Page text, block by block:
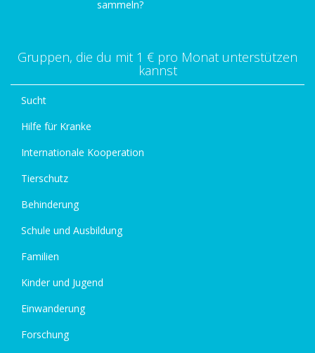
sammeln?
Gruppen, die du mit 1 € pro Monat unterstützen
kannst
Sucht
Hilfe für Kranke
Internationale Kooperation
Tierschutz
Behinderung
Schule und Ausbildung
Familien
Kinder und Jugend
Einwanderung
Forschung